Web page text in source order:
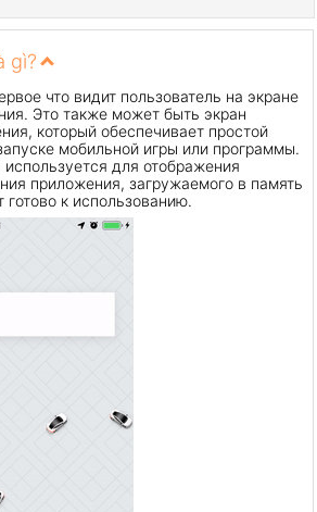
gì?
что видит пользователь на экране
Это также может быть экран
который обеспечивает простой
мобильной игры или программы.
используется для отображения
приложения, загружаемого в память
готово к использованию.